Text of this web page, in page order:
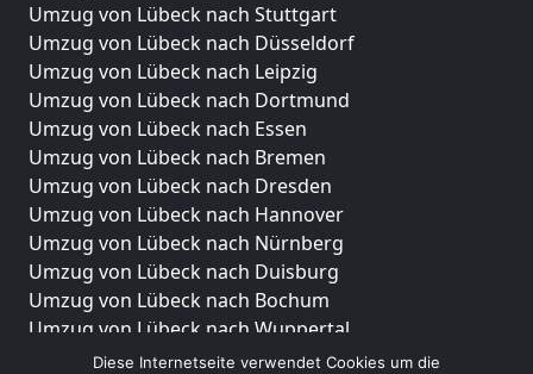
Umzug von Lübeck nach Stuttgart
Umzug von Lübeck nach Düsseldorf
Umzug von Lübeck nach Leipzig
Umzug von Lübeck nach Dortmund
Umzug von Lübeck nach Essen
Umzug von Lübeck nach Bremen
Umzug von Lübeck nach Dresden
Umzug von Lübeck nach Hannover
Umzug von Lübeck nach Nürnberg
Umzug von Lübeck nach Duisburg
Umzug von Lübeck nach Bochum
Umzug von Lübeck nach Wuppertal
Umzug von Lübeck nach Bielefeld
Diese Internetseite verwendet Cookies um die